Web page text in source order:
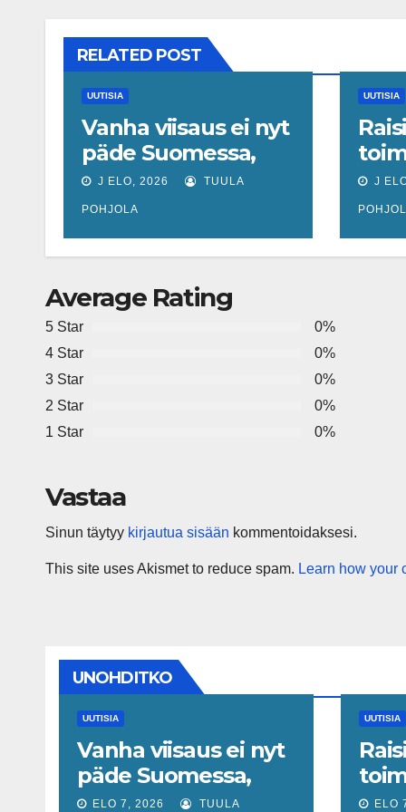
RELATED POST
UUTISIA
Vanha viisaus ei nyt
päde Suomessa,
sanoo ekonomisti,
joka odottaa
tavanomaista
ripeämpää
piristymistä
J ELO, 2026 TUULA
POHJOLA
UUTISIA
Elli
J
Average Rating
5 Star
0%
4 Star
0%
3 Star
0%
2 Star
0%
1 Star
0%
Vastaa
Sinun täytyy kirjautua sisään kommentoidaksesi.
This site uses Akismet to reduce spam. Learn how your
UNOHDITKO
UUTISIA
Vanha viisaus ei nyt
päde Suomessa,
sanoo ekonomisti,
ELO 7, 2026 TUULA
UUTISIA
ElliELO